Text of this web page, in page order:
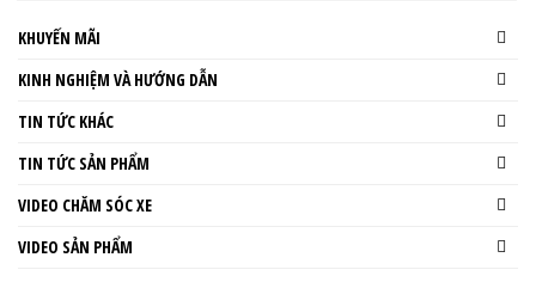
KHUYẾN MÃI
KINH NGHIỆM VÀ HƯỚNG DẪN
TIN TỨC KHÁC
TIN TỨC SẢN PHẨM
VIDEO CHĂM SÓC XE
VIDEO SẢN PHẨM